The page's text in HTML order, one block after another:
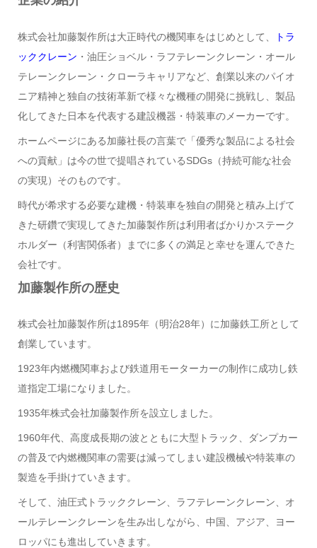
株式会社加藤製作所は大正時代の機関車をはじめとして、
トラ
ッククレーン ・油圧ショベル・ラフテレーンクレーン・オール
テレーンクレーン・クローラキャリアなど、創業以来のパイオ
ニア精神と独自の技術革新で様々な機種の開発に挑戦し、製品
化してきた日本を代表する建設機器・特装車のメーカーです。
ホームページにある加藤社長の言葉で「優秀な製品による社会
への貢献」は今の世で提唱されているSDGs（持続可能な社会
の実現）そのものです。
時代が希求する必要な建機・特装車を独自の開発と積み上げて
きた研鑽で実現してきた加藤製作所は利用者ばかりかステーク
ホルダー（利害関係者）までに多くの満足と幸せを運んできた
会社です。
加藤製作所の歴史
株式会社加藤製作所は1895年（明治28年）に加藤鉄工所として
創業しています。
1923年内燃機関車および鉄道用モーターカーの制作に成功し鉄
道指定工場になりました。
1935年株式会社加藤製作所を設立しました。
1960年代、高度成長期の波とともに大型トラック、ダンプカー
の普及で内燃機関車の需要は減ってしまい建設機械や特装車の
製造を手掛けていきます。
そして、油圧式トラッククレーン、ラフテレーンクレーン、オ
ールテレーンクレーンを生み出しながら、中国、アジア、ヨー
ロッパにも進出していきます。